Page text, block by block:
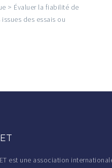
> Évaluer la fiabilité de
des essais ou
est une association